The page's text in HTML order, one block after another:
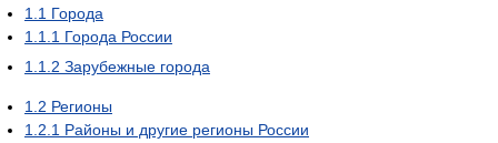
1.1 Города
1.1.1 Города России
1.1.2 Зарубежные города
1.2 Регионы
1.2.1 Районы и другие регионы России